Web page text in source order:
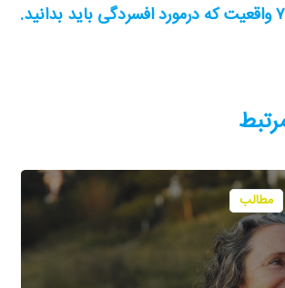
۷ واقعیت که درمورد افسردگی باید بدانید.
مطالب